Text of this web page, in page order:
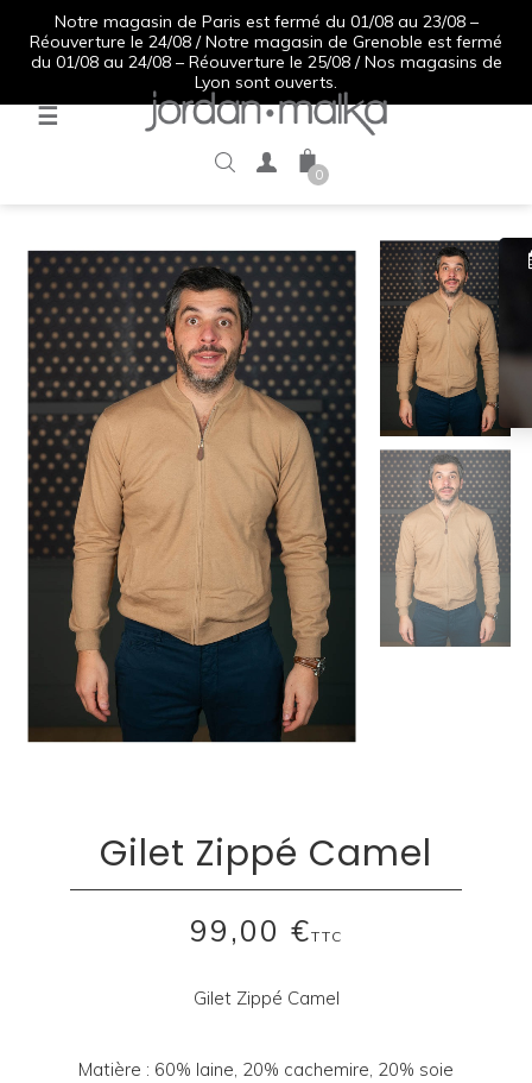
Notre magasin de Paris est fermé du 01/08 au 23/08 –
Réouverture le 24/08 / Notre magasin de Grenoble est fermé
du 01/08 au 24/08 – Réouverture le 25/08 / Nos magasins de
Lyon sont ouverts.
Basculer
☰
0
Gilet Zippé Camel
99,00 €TTC
Gilet Zippé Camel
Matière : 60% laine, 20% cachemire, 20% soie